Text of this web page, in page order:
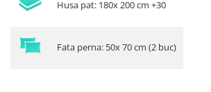
Husa pat: 180x 200 cm +30
Fata perna: 50x 70 cm (2 buc)